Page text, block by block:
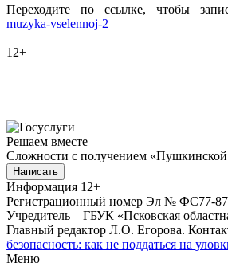
Переходите по ссылке, чтобы
muzyka-vselennoj-2
12+
Решаем вместе
Сложности с получением «Пушкинской
Написать
Информация 12+
Регистрационный номер Эл № ФС77-
Учредитель – ГБУК «Псковская
Главный редактор Л.О. Егорова.
безопасность: как не поддаться на
Меню